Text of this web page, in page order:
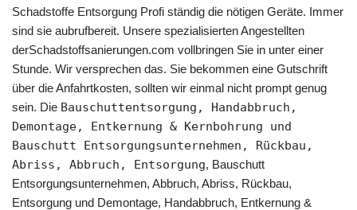
Schadstoffe Entsorgung Profi ständig die nötigen Geräte. Immer
sind sie aubrufbereit. Unsere spezialisierten Angestellten
derSchadstoffsanierungen.com vollbringen Sie in unter einer
Stunde. Wir versprechen das. Sie bekommen eine Gutschrift
über die Anfahrtkosten, sollten wir einmal nicht prompt genug
sein. Die Bauschuttentsorgung, Handabbruch,
Demontage, Entkernung & Kernbohrung und
Bauschutt Entsorgungsunternehmen, Rückbau,
Abriss, Abbruch, Entsorgung, Bauschutt
Entsorgungsunternehmen, Abbruch, Abriss, Rückbau,
Entsorgung und Demontage, Handabbruch, Entkernung &